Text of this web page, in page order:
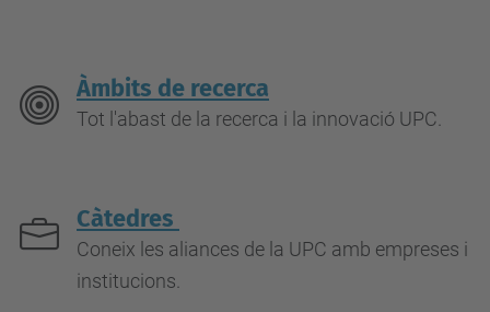
Àmbits de recerca
Tot l'abast de la recerca i la innovació UPC.
Càtedres
Coneix les aliances de la UPC amb empreses i
institucions.